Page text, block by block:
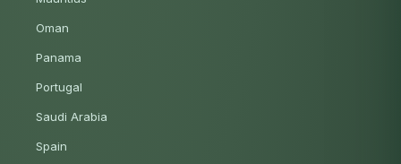
Oman
Panama
Portugal
Saudi Arabia
Spain